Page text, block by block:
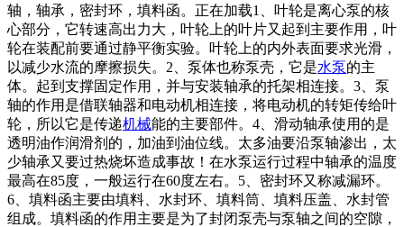
轴，轴承，密封环，填料函。正在加载1、叶轮是离心泵的核
心部分，它转速高出力大，叶轮上的叶片又起到主要作用，叶
轮在装配前要通过静平衡实验。叶轮上的内外表面要求光滑，
以减少水流的摩擦损失。2、泵体也称泵壳，它是水泵的主
体。起到支撑固定作用，并与安装轴承的托架相连接。3、泵
轴的作用是借联轴器和电动机相连接，将电动机的转矩传给叶
轮，所以它是传递机械能的主要部件。4、滑动轴承使用的是
透明油作润滑剂的，加油到油位线。太多油要沿泵轴渗出，太
少轴承又要过热烧坏造成事故！在水泵运行过程中轴承的温度
最高在85度，一般运行在60度左右。5、密封环又称减漏环。
6、填料函主要由填料、水封环、填料筒、填料压盖、水封管
组成。填料函的作用主要是为了封闭泵壳与泵轴之间的空隙，